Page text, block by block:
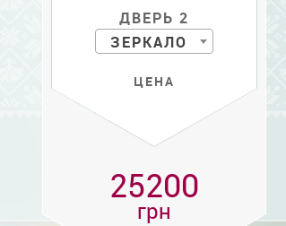
ДВЕРЬ 2
ЗЕРКАЛО
ЦЕНА
25200
грн